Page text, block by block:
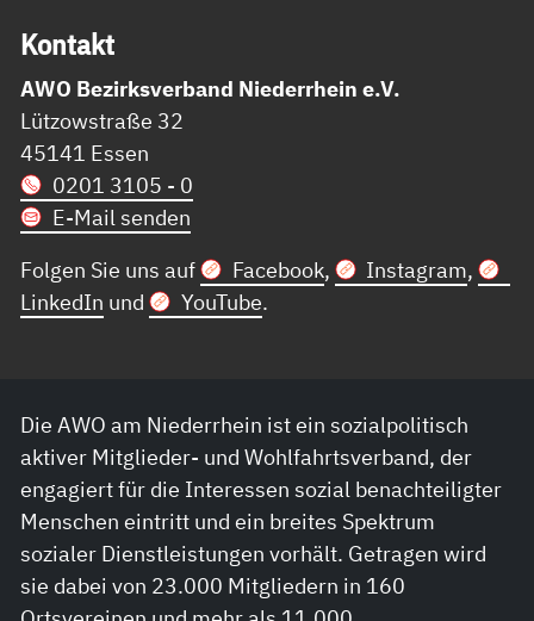
Kon­takt
AWO Bezirksverband Niederrhein e.V.
Lützowstraße 32
45141 Essen
0201 3105 - 0
E-Mail senden
Folgen Sie uns auf
Facebook, Instagram,
LinkedIn und YouTube.
Die AWO am Niederrhein ist ein sozialpolitisch
aktiver Mitglieder- und Wohlfahrtsverband, der
engagiert für die Interessen sozial benachteiligter
Menschen eintritt und ein breites Spektrum
sozialer Dienstleistungen vorhält. Getragen wird
sie dabei von 23.000 Mitgliedern in 160